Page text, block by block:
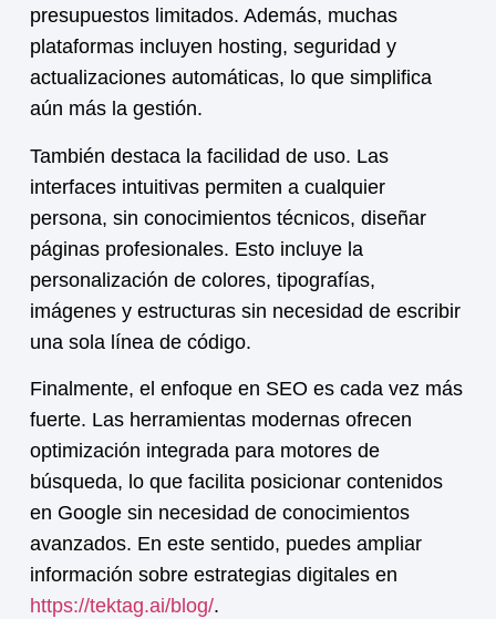
presupuestos limitados. Además, muchas
plataformas incluyen hosting, seguridad y
actualizaciones automáticas, lo que simplifica
aún más la gestión.
También destaca la facilidad de uso. Las
interfaces intuitivas permiten a cualquier
persona, sin conocimientos técnicos, diseñar
páginas profesionales. Esto incluye la
personalización de colores, tipografías,
imágenes y estructuras sin necesidad de escribir
una sola línea de código.
Finalmente, el enfoque en SEO es cada vez más
fuerte. Las herramientas modernas ofrecen
optimización integrada para motores de
búsqueda, lo que facilita posicionar contenidos
en Google sin necesidad de conocimientos
avanzados. En este sentido, puedes ampliar
información sobre estrategias digitales en
https://tektag.ai/blog/.